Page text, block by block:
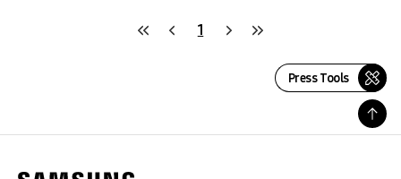
1
Press Tools